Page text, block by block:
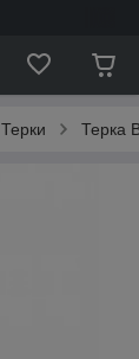
Терки Терка